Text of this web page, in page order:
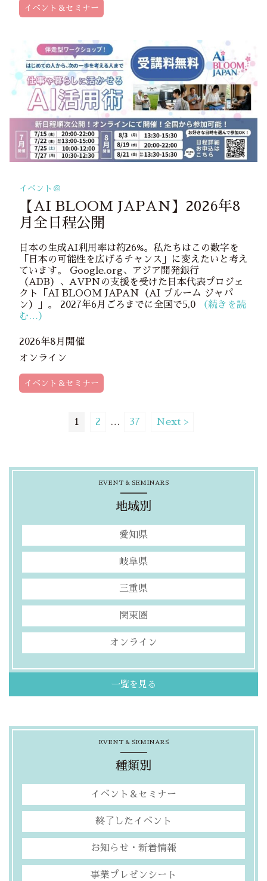
イベント＆セミナー
イベント＠
【AI BLOOM JAPAN】2026年8
月全日程公開
日本の生成AI利用率は約26%。私たちはこの数字を
「日本の可能性を広げるチャンス」に変えたいと考え
ています。 Google.org、アジア開発銀行
（ADB）、AVPNの支援を受けた日本代表プロジェ
クト「AI BLOOM JAPAN（AI ブルーム ジャパ
ン）」。 2027年6月ごろまでに全国で5,0
（続きを読
む…）
2026年8月開催
オンライン
イベント＆セミナー
1 2 … 37 Next >
EVENT & SEMINARS
地域別
愛知県
岐阜県
三重県
関東圏
オンライン
一覧を見る
EVENT & SEMINARS
種類別
イベント＆セミナー
終了したイベント
お知らせ・新着情報
事業プレゼンシート